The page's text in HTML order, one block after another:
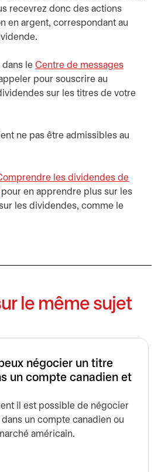
recevrez donc des actions
en argent, correspondant au
dans le Centre de messages
onglet pour souscrire au
sur les titres de votre
ne pas être admissibles au
les dividendes de
pour en apprendre plus sur les
les dividendes, comme le
le même sujet
négocier un titre
un compte canadien et
il est possible de négocier
un compte canadien ou
américain.